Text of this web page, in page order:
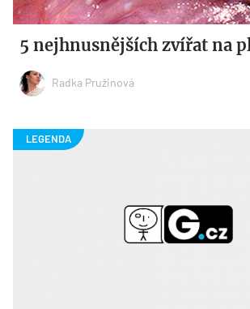
5 nejhnusnějších zvířat na
Radka Pružinová